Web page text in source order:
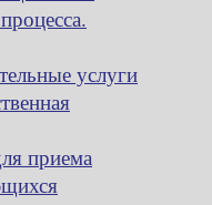
услуги
приема